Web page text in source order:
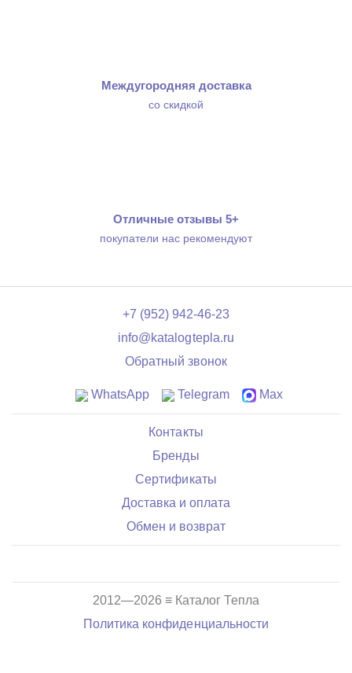
Междугородняя доставка
со скидкой
Отличные отзывы 5+
покупатели нас рекомендуют
+7 (952) 942-46-23
info@katalogtepla.ru
Обратный звонок
WhatsApp Telegram Max
Контакты
Бренды
Сертификаты
Доставка и оплата
Обмен и возврат
2012—2026 ≡ Каталог Тепла
Политика конфиденциальности